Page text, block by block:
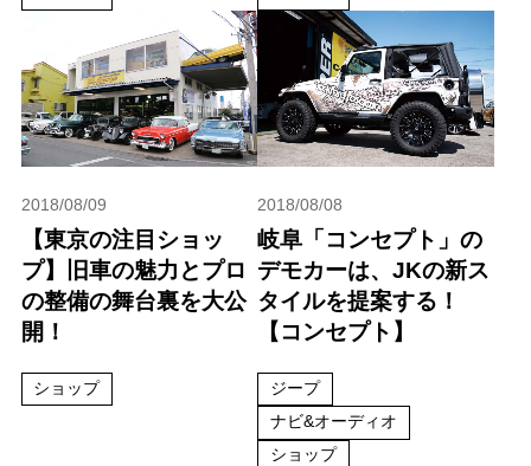
2018/08/09
【東京の注目ショッ
プ】旧車の魅力とプロ
の整備の舞台裏を大公
開！
ショップ
2018/08/08
岐阜「コンセプト」の
デモカーは、JKの新ス
タイルを提案する！
【コンセプト】
ジープ
ナビ&オーディオ
ショップ